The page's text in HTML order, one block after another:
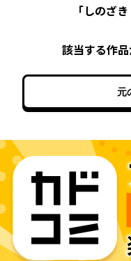
「しのざ
該当する作
元